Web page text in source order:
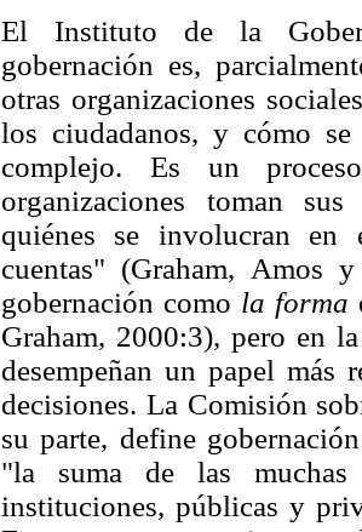
El Instituto de la
gobernación es,
otras organizaciones
los ciudadanos, y cómo
complejo. Es un
organizaciones toman sus
quiénes se involucran en
cuentas" (Graham, Amos
gobernación como la forma
Graham, 2000:3), pero en
desempeñan un papel más
decisiones. La Comisión
su parte, define
"la suma de las
instituciones, públicas y